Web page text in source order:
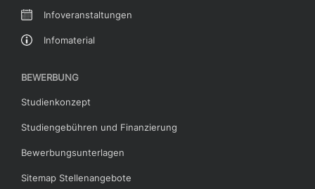
Infoveranstaltungen
Infomaterial
BEWERBUNG
Studienkonzept
Studiengebühren und Finanzierung
Bewerbungsunterlagen
Sitemap Stellenangebote